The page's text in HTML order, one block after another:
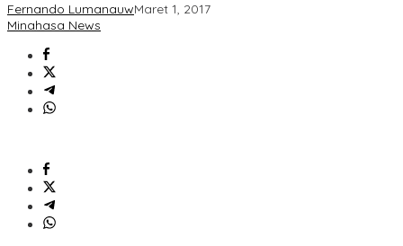
Fernando LumanauwMaret 1, 2017
Minahasa News